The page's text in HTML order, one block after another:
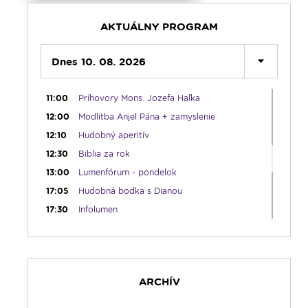
AKTUÁLNY PROGRAM
Dnes 10. 08. 2026
05:30
Litánie loretánske
Ranné chvály
06:00 Lumenáda - pondelok (I.)
08:30
Emauzy - sv. omša 08:30
09:15
Lumenáda - pondelok (II.)
11:00
Príhovory Mons. Jozefa Haľka
12:00
Modlitba Anjel Pána + zamyslenie
12:10
Hudobný aperitív
12:30
Biblia za rok
13:00
Lumenfórum - pondelok
17:05
Hudobná bodka s Dianou
17:30
Infolumen
Rádio Vatikán - SKARCHÍV